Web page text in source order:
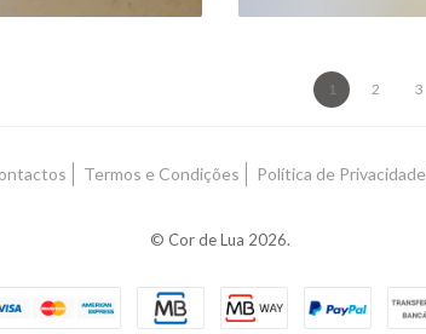
1 2 3
Termos e Condições Política de Privacidade
© Cor de Lua 2026.